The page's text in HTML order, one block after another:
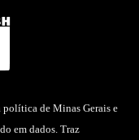
de Minas Gerais e
em dados. Traz